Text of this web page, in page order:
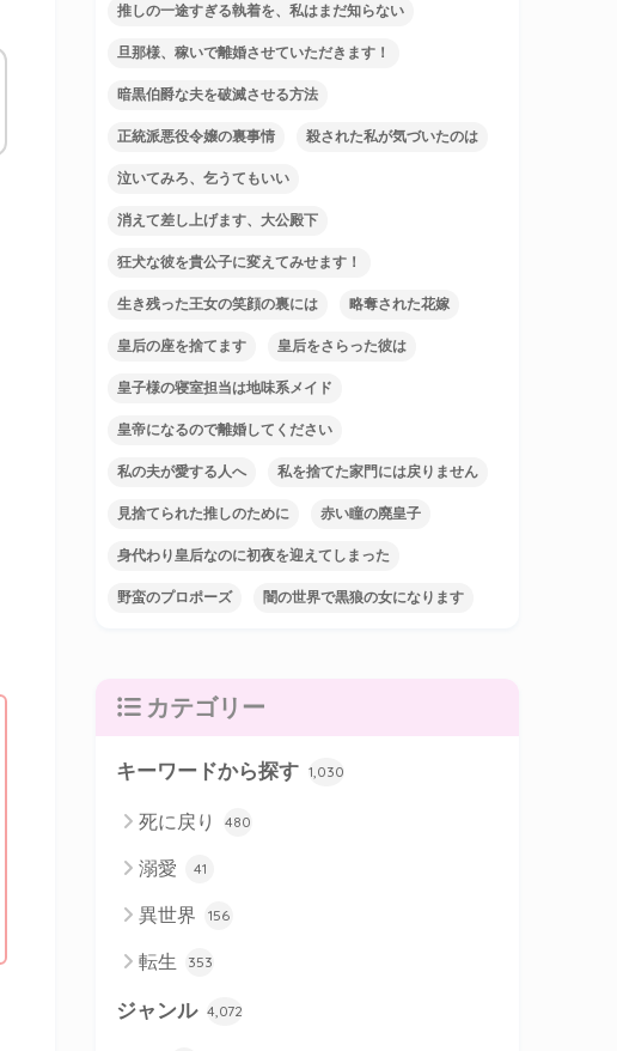
推しの一途すぎる執着を、私はまだ知らない
旦那様、稼いで離婚させていただきます！
暗黒伯爵な夫を破滅させる方法
正統派悪役令嬢の裏事情 殺された私が気づいたのは
泣いてみろ、乞うてもいい
消えて差し上げます、大公殿下
狂犬な彼を貴公子に変えてみせます！
生き残った王女の笑顔の裏には 略奪された花嫁
皇后の座を捨てます 皇后をさらった彼は
皇子様の寝室担当は地味系メイド
皇帝になるので離婚してください
私の夫が愛する人へ 私を捨てた家門には戻りません
見捨てられた推しのために 赤い瞳の廃皇子
身代わり皇后なのに初夜を迎えてしまった
野蛮のプロポーズ 闇の世界で黒狼の女になります
カテゴリー
キーワードから探す 1,030
死に戻り 480
溺愛 41
異世界 156
転生 353
ジャンル 4,072